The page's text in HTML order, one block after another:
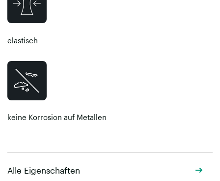
Alle Eigenschaften
elastisch
keine Korrosion auf Metallen